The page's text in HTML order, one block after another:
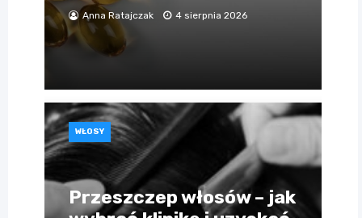
Anna Ratajczak 4 sierpnia 2026
WŁOSY
Przeszczep włosów – jak